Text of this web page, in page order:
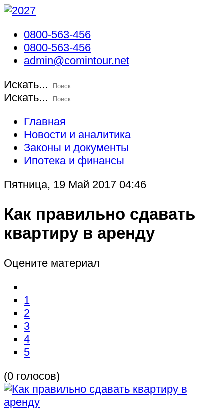
0800-563-456
0800-563-456
admin@comintour.net
Искать...
Искать...
Главная
Новости и аналитика
Законы и документы
Ипотека и финансы
Пятница, 19 Май 2017 04:46
Как правильно сдавать
квартиру в аренду
Оцените материал
1
2
3
4
5
(0 голосов)